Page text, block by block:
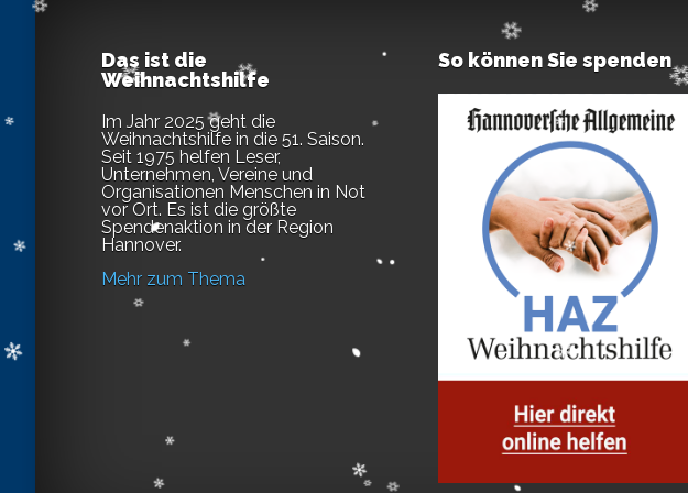
Das ist die
Weihnachtshilfe
Im Jahr 2025 geht die
Weihnachtshilfe in die 51. Saison.
Seit 1975 helfen Leser,
Unternehmen, Vereine und
Organisationen Menschen in Not
vor Ort. Es ist die größte
Spendenaktion in der Region
Hannover.
Mehr zum Thema
So können Sie spenden